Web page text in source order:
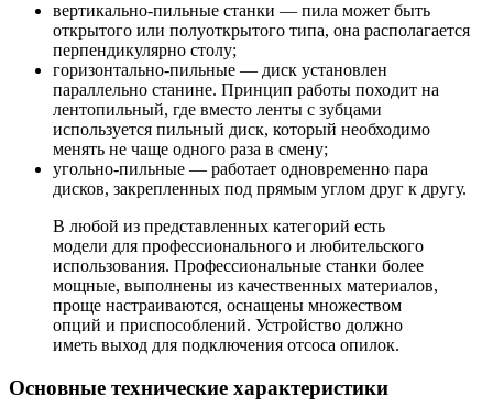
вертикально-пильные станки — пила может быть
открытого или полуоткрытого типа, она располагается
перпендикулярно столу;
горизонтально-пильные — диск установлен
параллельно станине. Принцип работы походит на
лентопильный, где вместо ленты с зубцами
используется пильный диск, который необходимо
менять не чаще одного раза в смену;
угольно-пильные — работает одновременно пара
дисков, закрепленных под прямым углом друг к другу.
В любой из представленных категорий есть
модели для профессионального и любительского
использования. Профессиональные станки более
мощные, выполнены из качественных материалов,
проще настраиваются, оснащены множеством
опций и приспособлений. Устройство должно
иметь выход для подключения отсоса опилок.
Основные технические характеристики